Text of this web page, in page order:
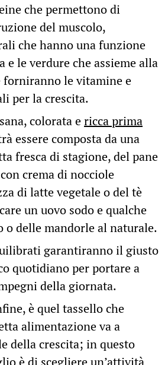
che permettono di
del muscolo,
che hanno una funzione
e le verdure che assieme alla
le vitamine e
per la crescita.
colorata ericca prima
essere composta da una
fresca di stagione, del pane
crema di nocciole
di latte vegetale o del tè
un uovo sodo e qualche
o delle mandorle al naturale.
garantiranno il giusto
quotidiano per portare a
della giornata.
è quel tassello che
alimentazione va a
della crescita; in questo
è di scegliere un’attività